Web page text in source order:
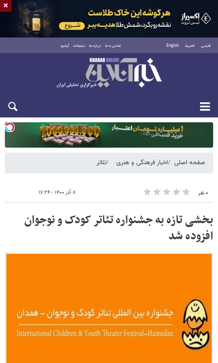
فارسی العربية English تماس با ما درباره ما تبلیغات آرشیو
یکشنبه ۱۸ مرداد ۱۴۰۵
صفحه اصلی اخبار فرهنگی و هنری تئاتر
۰ نفر ۸ آذر ۱۴۰۰ - ۱۶:۲۴
بخشی تازه به جشنواره تئاتر کودک و نوجوان
افزوده شد
×